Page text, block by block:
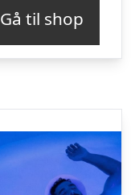
Gå til shop